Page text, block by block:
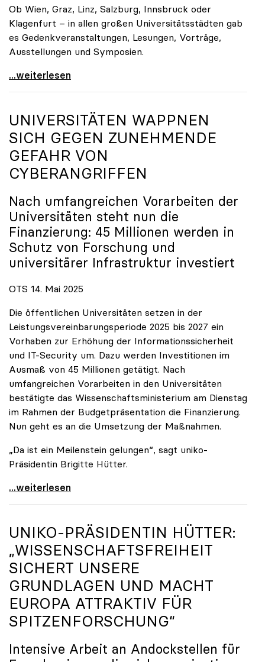
Ob Wien, Graz, Linz, Salzburg, Innsbruck oder
Klagenfurt – in allen großen Universitätsstädten gab
es Gedenkveranstaltungen, Lesungen, Vorträge,
Ausstellungen und Symposien.
uniko-Präsidentin Brigitte Hütter zu Gedenkjahr:
...weiterlesen
UNIVERSITÄTEN WAPPNEN
SICH GEGEN ZUNEHMENDE
GEFAHR VON
CYBERANGRIFFEN
Nach umfangreichen Vorarbeiten der
Universitäten steht nun die
Finanzierung: 45 Millionen werden in
Schutz von Forschung und
universitärer Infrastruktur investiert
OTS 14. Mai 2025
Die öffentlichen Universitäten setzen in der
Leistungsvereinbarungsperiode 2025 bis 2027 ein
Vorhaben zur Erhöhung der Informationssicherheit
und IT-Security um. Dazu werden Investitionen im
Ausmaß von 45 Millionen getätigt. Nach
umfangreichen Vorarbeiten in den Universitäten
bestätigte das Wissenschaftsministerium am Dienstag
im Rahmen der Budgetpräsentation die Finanzierung.
Nun geht es an die Umsetzung der Maßnahmen.
„Da ist ein Meilenstein gelungen“, sagt uniko-
Präsidentin Brigitte Hütter.
Universitäten wappnen sich gegen zunehmende Gefahr
...weiterlesen
UNIKO-PRÄSIDENTIN HÜTTER:
„WISSENSCHAFTSFREIHEIT
SICHERT UNSERE
GRUNDLAGEN UND MACHT
EUROPA ATTRAKTIV FÜR
SPITZENFORSCHUNG“
Intensive Arbeit an Andockstellen für